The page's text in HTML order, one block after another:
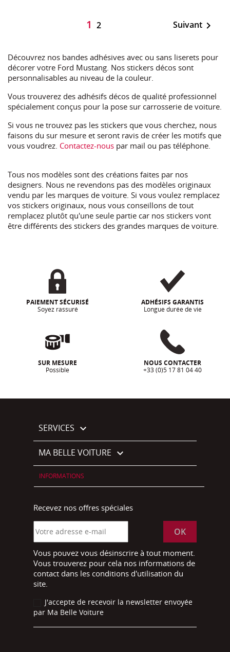
1 2 Suivant 
Découvrez nos bandes adhésives avec ou sans liserets pour
décorer votre Ford Mustang. Nos stickers décos sont
personnalisables au niveau de la couleur.
Vous trouverez des adhésifs décos de qualité professionnel
spécialement conçus pour la pose sur carrosserie de voiture.
Si vous ne trouvez pas les stickers que vous cherchez, nous
faisons du sur mesure et seront ravis de créer les motifs que
vous voudrez. Contactez-nous par mail ou pas téléphone.
Tous nos modèles sont des créations faites par nos
designers. Nous ne revendons pas des modèles originaux
vendu par les marques de voiture. Si vous voulez remplacez
vos stickers originaux, nous vous conseillons de tout
remplacez plutôt qu'une seule partie car nos stickers vont
être différents des stickers des grandes marques de voiture.
PAIEMENT SÉCURISÉ
Soyez rassuré
ADHÉSIFS GARANTIS
Longue durée de vie
SUR MESURE
Possible
NOUS CONTACTER
+33 (0)5 17 81 04 40
SERVICES 
MA BELLE VOITURE 
INFORMATIONS
Recevez nos offres spéciales
Vous pouvez vous désinscrire à tout moment.
Vous trouverez pour cela nos informations de
contact dans les conditions d'utilisation du
site.
J'accepte de recevoir la newsletter envoyée
par Ma Belle Voiture